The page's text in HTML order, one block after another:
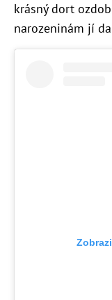
krásný dort
narozeninám jí